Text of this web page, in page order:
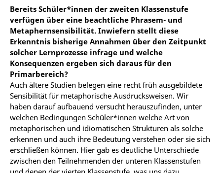
Bereits Schüler*innen der zweiten Klassenstufe
verfügen über eine beachtliche Phrasem- und
Metaphernsensibilität. Inwiefern stellt diese
Erkenntnis bisherige Annahmen über den Zeitpunkt
solcher Lernprozesse infrage und welche
Konsequenzen ergeben sich daraus für den
Primarbereich?
Auch ältere Studien belegen eine recht früh ausgebildete
Sensibilität für metaphorische Ausdrucksweisen. Wir
haben darauf aufbauend versucht herauszufinden, unter
welchen Bedingungen Schüler*innen welche Art von
metaphorischen und idiomatischen Strukturen als solche
erkennen und auch ihre Bedeutung verstehen oder sie sich
erschließen können. Hier gab es deutliche Unterschiede
zwischen den Teilnehmenden der unteren Klassenstufen